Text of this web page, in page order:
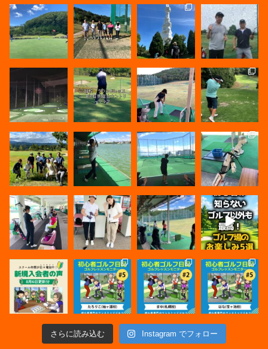
さらに読み込む Instagram でフォロー